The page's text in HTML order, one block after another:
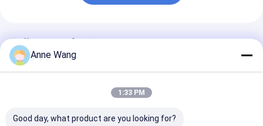
推薦されたプロダクト
Anne Wang
1:33 PM
Good day, what product are you looking for?